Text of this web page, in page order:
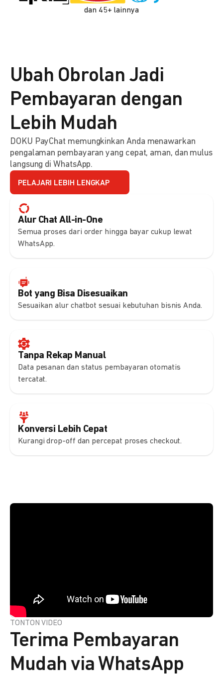
dan 45+ lainnya
Alur Chat All-in-One
Semua proses dari order hingga bayar cukup lewat
WhatsApp.
Bot yang Bisa Disesuaikan
Sesuaikan alur chatbot sesuai kebutuhan bisnis Anda.
Tanpa Rekap Manual
Data pesanan dan status pembayaran otomatis
tercatat.
Konversi Lebih Cepat
Kurangi drop-off dan percepat proses checkout.
Ubah Obrolan Jadi
Pembayaran dengan
Lebih Mudah
DOKU PayChat memungkinkan Anda menawarkan
pengalaman pembayaran yang cepat, aman, dan mulus
langsung di WhatsApp.
PELAJARI LEBIH LENGKAP
TONTON VIDEO
Terima Pembayaran
Mudah via WhatsApp